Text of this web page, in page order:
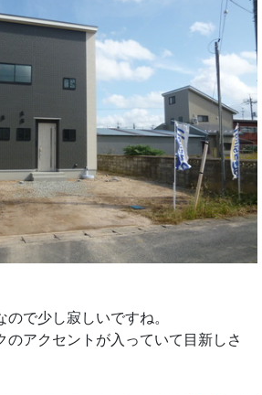
で少し寂しいですね。
のアクセントが入っていて目新しさ